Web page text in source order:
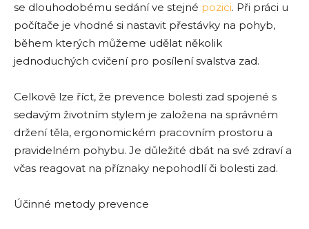
se dlouhodobému sedání ve stejné pozici. Při práci u
počítače je vhodné si nastavit přestávky na pohyb,
během kterých můžeme udělat několik
jednoduchých cvičení pro posílení svalstva zad.
Celkově lze říct, že prevence bolesti zad spojené s
sedavým životním stylem je založena na správném
držení těla, ergonomickém pracovním prostoru a
pravidelném pohybu. Je důležité dbát na své zdraví a
včas reagovat na příznaky nepohodlí či bolesti zad.
Účinné metody prevence